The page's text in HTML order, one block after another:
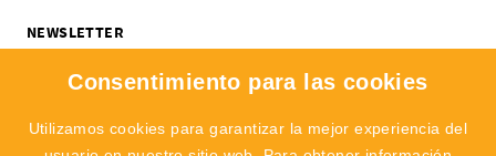
NEWSLETTER
SINGING ROCK? Suscríbete y no te pierdas nada.
Me interesa:
Escalada Profesional
Consentimiento para las cookies
Utilizamos cookies para garantizar la mejor experiencia del